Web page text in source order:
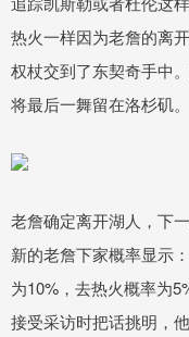
热火一样因为老詹的离
权杖交到了东契奇手中
将最后一舞留在洛杉矶。
老詹确定离开湖人，下
新的老詹下家概率显示
为10%，去热火概率为
接受采访时把话挑明，